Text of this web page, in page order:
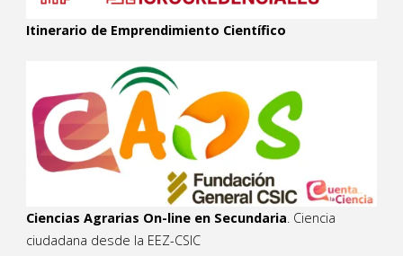
Itinerario de Emprendimiento Científico
Ciencias Agrarias On-line en Secundaria . Ciencia
ciudadana desde la EEZ-CSIC